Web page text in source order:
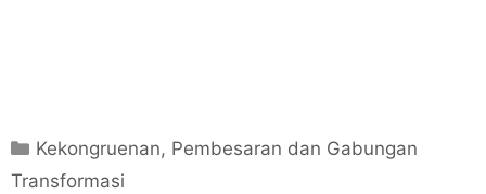
C
a
Kekongruenan, Pembesaran dan Gabungan
Transformasi